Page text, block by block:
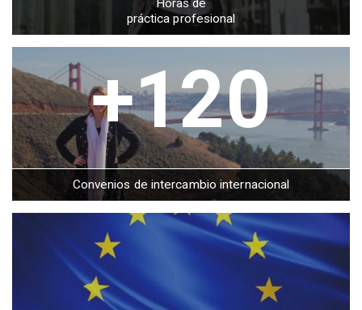
Horas de
práctica profesional
+120
Convenios de intercambio internacional